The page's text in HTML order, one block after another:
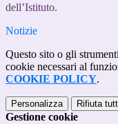
dell’Istituto.
Notizie
Questo sito o gli
cookie necessari al
COOKIE POLICY.
Personalizza Rifiuta
Gestione cookie